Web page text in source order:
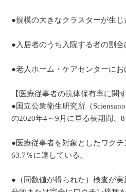
●規模の大きなクラスターが生
●入居者のうち入院する者の割
●老人ホーム・ケアセンターに
【医療従事者の抗体保有率に関
●国立公衆衛生研究所（
の2020年4～9月に亘る長期間、
●医療従事者を対象としたワク
63.7％に達している。
●（同数値が得られた）検査が